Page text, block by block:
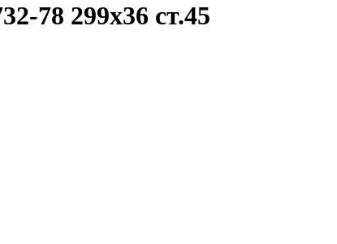
78 299x36 ст.45